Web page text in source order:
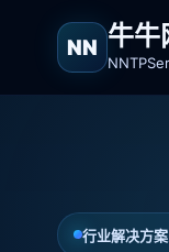
NN 牛牛
行业解决方